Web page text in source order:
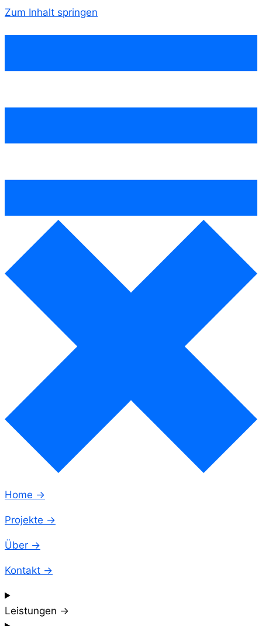
Zum Inhalt springen
Home →
Projekte →
Über →
Kontakt →
Leistungen →